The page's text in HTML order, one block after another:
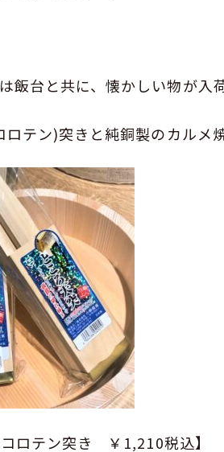
飯台と共に、懐かしい物が入
テン)突きと純銅製のカルメ焼
コロテン突き ￥1,210税込】